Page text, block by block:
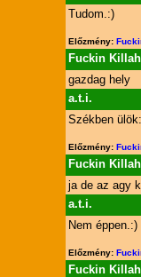
Tudom.:)
Előzmény:
Fuckin Killah
gazdag hely
a.t.i.
Székben
Előzmény:
Fuckin Killah
ja de az agy
a.t.i.
Nem éppen.:)
Előzmény:
Fuckin Killah